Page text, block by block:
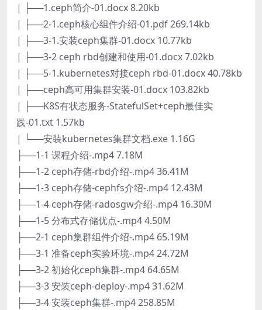
| ├──1.ceph简介-01.docx 8.20kb
| ├──2-1.ceph核心组件介绍-01.pdf 269.14kb
| ├──3-1.安装ceph集群-01.docx 10.77kb
| ├──3-2 ceph rbd创建和使用-01.docx 7.02kb
| ├──5-1.kubernetes对接ceph rbd-01.docx 40.78kb
| ├──ceph高可用集群安装-01.docx 103.82kb
| ├──K8S有状态服务-StatefulSet+ceph最佳实
践-01.txt 1.57kb
| └──安装kubernetes集群文档.exe 1.16G
├──1-1 课程介绍-.mp4 7.18M
├──1-2 ceph存储-rbd介绍-.mp4 36.41M
├──1-3 ceph存储-cephfs介绍-.mp4 12.43M
├──1-4 ceph存储-radosgw介绍-.mp4 16.30M
├──1-5 分布式存储优点-.mp4 4.50M
├──2-1 ceph集群组件介绍-.mp4 65.19M
├──3-1 准备ceph实验环境-.mp4 24.72M
├──3-2 初始化ceph集群-.mp4 64.65M
├──3-3 安装ceph-deploy-.mp4 31.62M
├──3-4 安装ceph集群-.mp4 258.85M